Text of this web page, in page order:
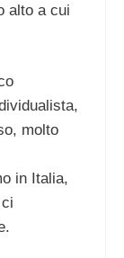
alto a cui
molto
in Italia,